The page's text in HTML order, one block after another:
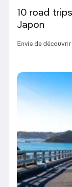
10 road
Japon
Envie de